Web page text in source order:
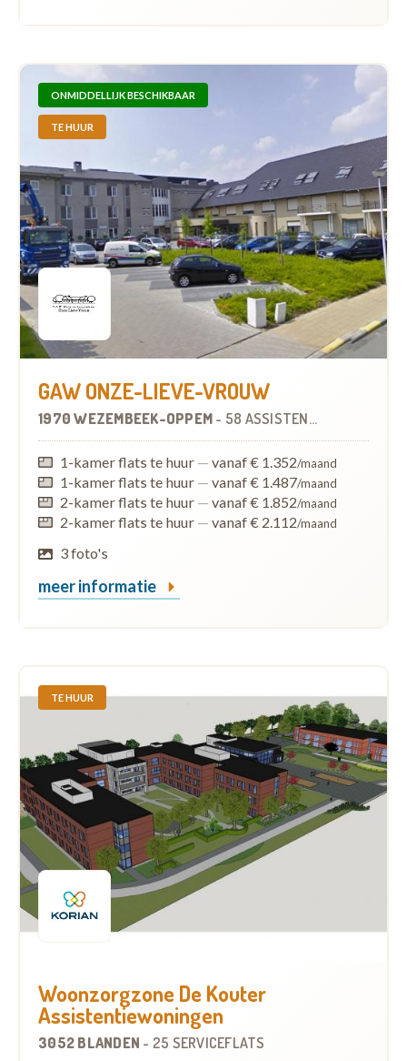
ONMIDDELLIJK BESCHIKBAAR
TE HUUR
GAW ONZE-LIEVE-VROUW
1970 WEZEMBEEK-OPPEM - 58 ASSISTENTIEWONINGEN
1-kamer flats te huur — vanaf € 1.352/maand
1-kamer flats te huur — vanaf € 1.487/maand
2-kamer flats te huur — vanaf € 1.852/maand
2-kamer flats te huur — vanaf € 2.112/maand
3 foto's
meer informatie
TE HUUR
Woonzorgzone De Kouter
Assistentiewoningen
3052 BLANDEN - 25 SERVICEFLATS